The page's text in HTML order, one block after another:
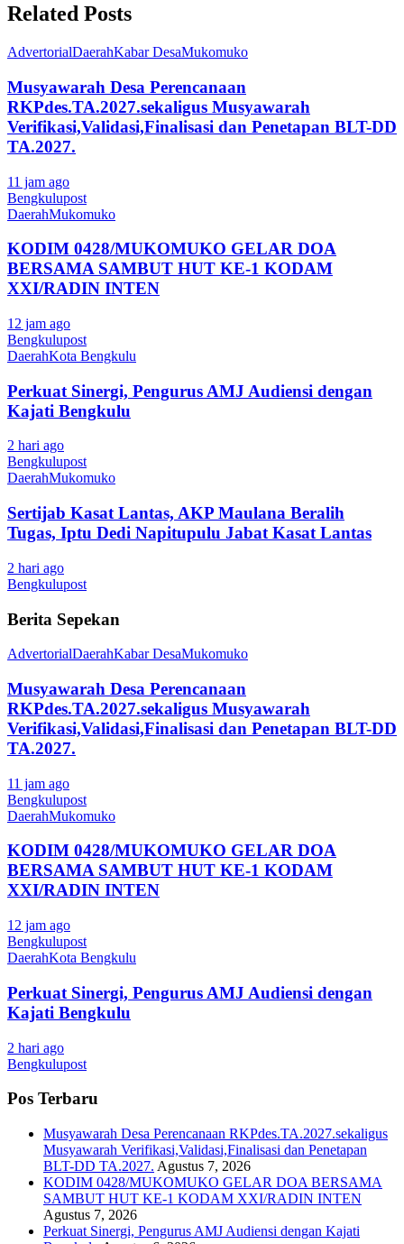
Related Posts
AdvertorialDaerahKabar DesaMukomuko
Musyawarah Desa Perencanaan
RKPdes.TA.2027.sekaligus Musyawarah
Verifikasi,Validasi,Finalisasi dan Penetapan BLT-DD
TA.2027.
11 jam ago
Bengkulupost
DaerahMukomuko
KODIM 0428/MUKOMUKO GELAR DOA
BERSAMA SAMBUT HUT KE-1 KODAM
XXI/RADIN INTEN
12 jam ago
Bengkulupost
DaerahKota Bengkulu
Perkuat Sinergi, Pengurus AMJ Audiensi dengan
Kajati Bengkulu
2 hari ago
Bengkulupost
DaerahMukomuko
Sertijab Kasat Lantas, AKP Maulana Beralih
Tugas, Iptu Dedi Napitupulu Jabat Kasat Lantas
2 hari ago
Bengkulupost
Berita Sepekan
AdvertorialDaerahKabar DesaMukomuko
Musyawarah Desa Perencanaan
RKPdes.TA.2027.sekaligus Musyawarah
Verifikasi,Validasi,Finalisasi dan Penetapan BLT-DD
TA.2027.
11 jam ago
Bengkulupost
DaerahMukomuko
KODIM 0428/MUKOMUKO GELAR DOA
BERSAMA SAMBUT HUT KE-1 KODAM
XXI/RADIN INTEN
12 jam ago
Bengkulupost
DaerahKota Bengkulu
Perkuat Sinergi, Pengurus AMJ Audiensi dengan
Kajati Bengkulu
2 hari ago
Bengkulupost
Pos Terbaru
Musyawarah Desa Perencanaan RKPdes.TA.2027.sekaligus
Musyawarah Verifikasi,Validasi,Finalisasi dan Penetapan
BLT-DD TA.2027. Agustus 7, 2026
KODIM 0428/MUKOMUKO GELAR DOA BERSAMA
SAMBUT HUT KE-1 KODAM XXI/RADIN INTEN
Agustus 7, 2026
Perkuat Sinergi, Pengurus AMJ Audiensi dengan Kajati